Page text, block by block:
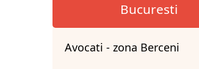
Bucuresti
Avocati - zona Berceni